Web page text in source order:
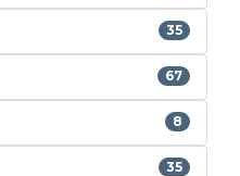
35
67
8
35